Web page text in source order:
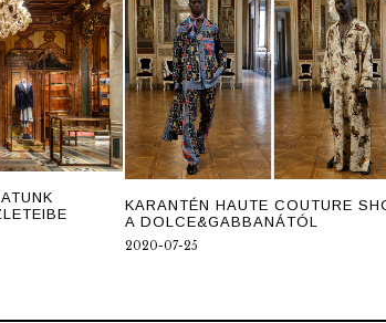
KARANTÉN HAUTE COUTURE
A DOLCE&GABBANÁTÓL
2020-07-25